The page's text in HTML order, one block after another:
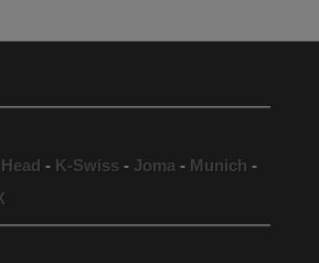
Head - K-Swiss- Joma - Munich -